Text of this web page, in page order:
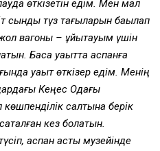
өткізетін едім. Мен мал
сынды түз тағыларын бақылап
вагоны – ұйықтауым үшін
Басқа уақытта аспанға
уақыт өткізер едім. Менің
Кеңес Одағы
көшпенділік салтына берік
кез болатын.
аспан асты музейінде